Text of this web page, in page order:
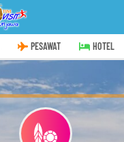
PESAWAT HOTEL